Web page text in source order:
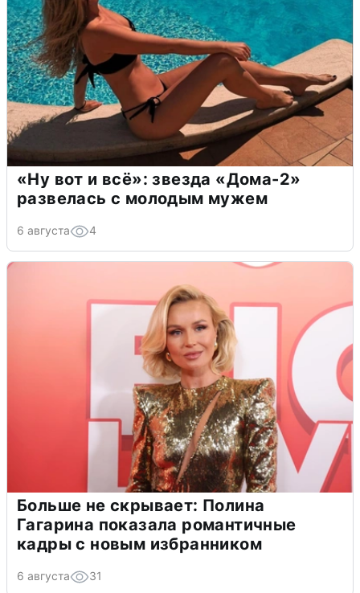
«Ну вот и всё»: звезда «Дома-2»
развелась с молодым мужем
6 августа 4
Больше не скрывает: Полина
Гагарина показала романтичные
кадры с новым избранником
6 августа 31